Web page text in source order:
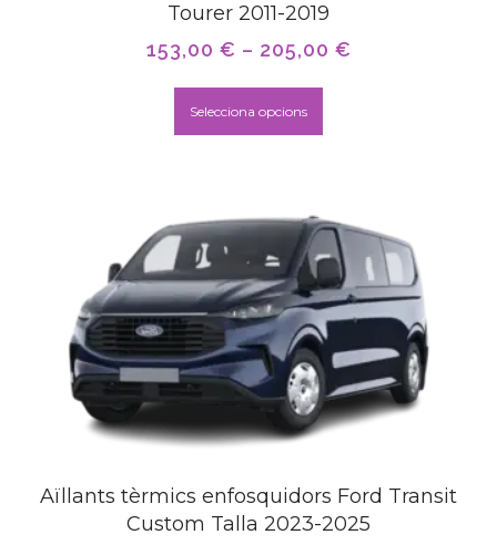
Tourer 2011-2019
153,00 € – 205,00 €
Selecciona opcions
Aïllants tèrmics enfosquidors Ford Transit
Custom Talla 2023-2025